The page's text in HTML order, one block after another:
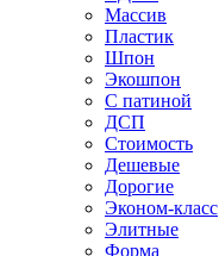
Массив
Пластик
Шпон
Экошпон
С патиной
ДСП
Стоимость
Дешевые
Дорогие
Эконом-класс
Элитные
Форма